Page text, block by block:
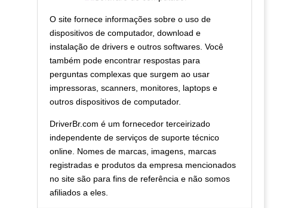
O site fornece informações sobre o uso de
dispositivos de computador, download e
instalação de drivers e outros softwares. Você
também pode encontrar respostas para
perguntas complexas que surgem ao usar
impressoras, scanners, monitores, laptops e
outros dispositivos de computador.
DriverBr.com é um fornecedor terceirizado
independente de serviços de suporte técnico
online. Nomes de marcas, imagens, marcas
registradas e produtos da empresa mencionados
no site são para fins de referência e não somos
afiliados a eles.